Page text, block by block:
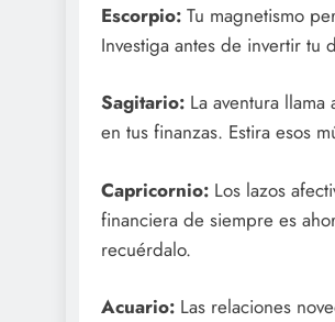
Escorpio: Tu magnetismo
Investiga antes de invertir tu
Sagitario: La aventura
en tus finanzas. Estira esos
Capricornio: Los lazos
financiera de siempre es
recuérdalo.
Acuario: Las relaciones